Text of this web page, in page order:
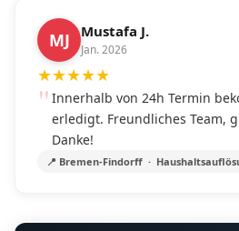
MJ Mustafa J.
Jan. 2026
★★★★★
Innerhalb von 24h Termin
erledigt. Freundliches Team,
Danke!
📍 Bremen-Findorff ·